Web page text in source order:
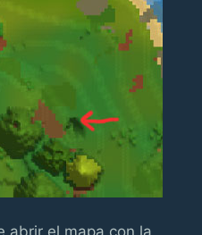
abrir el mapa con la